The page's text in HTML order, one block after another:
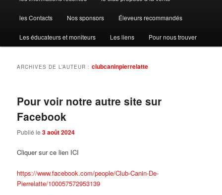
les Contacts Nos sponsors Éleveurs recommandés
Les éducateurs et moniteurs Les liens Pour nous trouver
ARCHIVES DE L’AUTEUR :clubcaninpierrelatte
Pour voir notre autre site sur
Facebook
Publié le3 août 2024
Cliquer sur ce lien ICI
https://www.facebook.com/people/Club-Canin-De-
Pierrelatte/100057572953139